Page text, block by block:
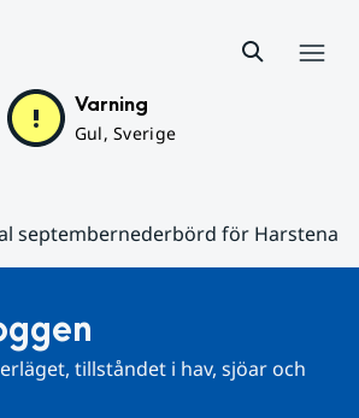
Varning
Gul, Sverige
septembernederbörd för Harstena
tillståndet i hav, sjöar och